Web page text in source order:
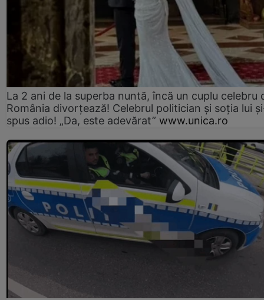
La 2 ani de la superba nuntă, încă un cuplu celebru
România divorțează! Celebrul politician și soția lui
spus adio! „Da, este adevărat” www.unica.ro